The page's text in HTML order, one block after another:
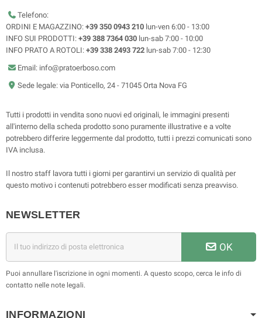
Telefono:
ORDINI E MAGAZZINO: +39 350 0943 210 lun-ven 6:00 - 13:00
INFO SUI PRODOTTI: +39 388 7364 030 lun-sab 7:00 - 10:00
INFO PRATO A ROTOLI: +39 338 2493 722 lun-sab 7:00 - 12:30
Email: info@pratoerboso.com
Sede legale: via Ponticello, 24 - 71045 Orta Nova FG
Tutti i prodotti in vendita sono nuovi ed originali, le immagini presenti
all'interno della scheda prodotto sono puramente illustrative e a volte
potrebbero differire leggermente dal prodotto, tutti i prezzi comunicati sono
IVA inclusa.
Il nostro staff lavora tutti i giorni per garantirvi un servizio di qualità per
questo motivo i contenuti potrebbero esser modificati senza preavviso.
NEWSLETTER
OK
Puoi annullare l'iscrizione in ogni momenti. A questo scopo, cerca le info di
contatto nelle note legali.
INFORMAZIONI